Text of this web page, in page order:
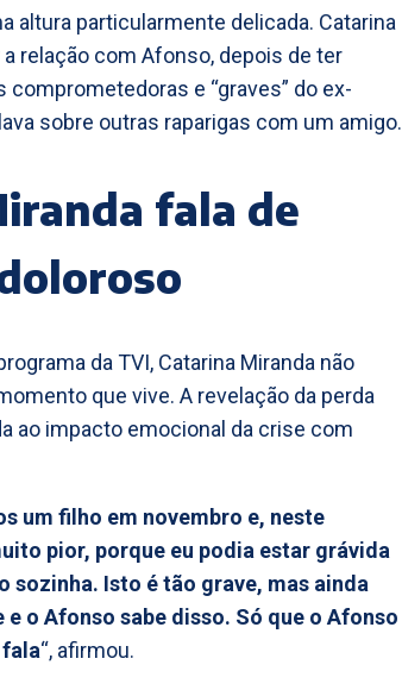
altura particularmente delicada. Catarina
relação com Afonso, depois de ter
e “graves” do ex-
sobre outras raparigas com um amigo.
fala de
da TVI, Catarina Miranda não
que vive. A revelação da perda
ao impacto emocional da crise com
um filho em novembro e, neste
pior, porque eu podia estar grávida
sozinha. Isto é tão grave, mas ainda
o Afonso sabe disso. Só que o Afonso
fala“, afirmou.